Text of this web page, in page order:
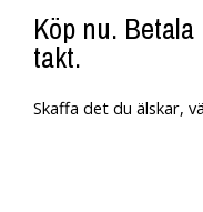
Köp nu.
takt.
Skaffa det du älskar,